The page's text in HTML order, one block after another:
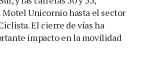
Motel Unicornio hasta el sector
El cierre de vías ha
impacto en la movilidad